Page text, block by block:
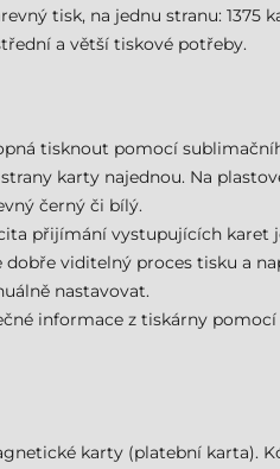
tisk, na jednu stranu: 1375
a větší tiskové potřeby.
tisknout pomocí
karty najednou. Na
černý či bílý.
přijímání vystupujících karet
viditelný proces tisku a
nastavovat.
informace z tiskárny pomocí
karty (platební karta).